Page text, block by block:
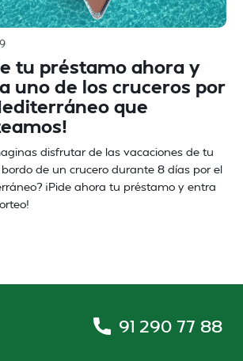
tu préstamo ahora y
uno de los cruceros por
que
disfrutar de las vacaciones de tu
de un crucero durante 8 días por el
¡Pide ahora tu préstamo y entra
91 290 77 88